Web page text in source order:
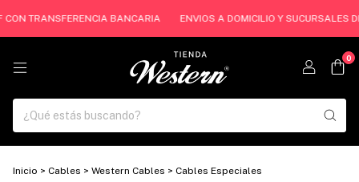
TRANSFERENCIA BANCARIA ENVIOS A DOMICILIO Y SUCURSALES DE
0
Inicio > Cables > Western Cables > Cables Especiales